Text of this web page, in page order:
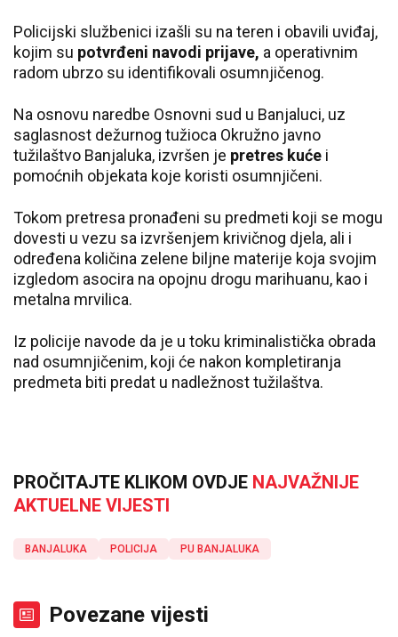
Policijski službenici izašli su na teren i obavili uviđaj,
kojim su potvrđeni navodi prijave, a operativnim
radom ubrzo su identifikovali osumnjičenog.
Na osnovu naredbe Osnovni sud u Banjaluci, uz
saglasnost dežurnog tužioca Okružno javno
tužilaštvo Banjaluka, izvršen je pretres kuće i
pomoćnih objekata koje koristi osumnjičeni.
Tokom pretresa pronađeni su predmeti koji se mogu
dovesti u vezu sa izvršenjem krivičnog djela, ali i
određena količina zelene biljne materije koja svojim
izgledom asocira na opojnu drogu marihuanu, kao i
metalna mrvilica.
Iz policije navode da je u toku kriminalistička obrada
nad osumnjičenim, koji će nakon kompletiranja
predmeta biti predat u nadležnost tužilaštva.
PROČITAJTE KLIKOM OVDJE NAJVAŽNIJE
AKTUELNE VIJESTI
BANJALUKA POLICIJA PU BANJALUKA
Povezane vijesti